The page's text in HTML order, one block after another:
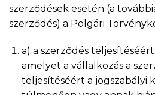
szerződések esetén (a
szerződés) a Polgári
a) a szerződés
amelyet a vállalkozás a
teljesítéséért a jogszabályi